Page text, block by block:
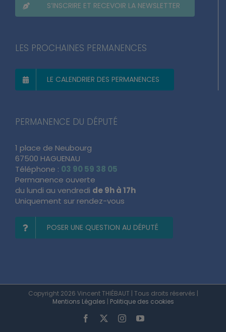
S’INSCRIRE ET RECEVOIR LA NEWSLETTER
LES PROCHAINES PERMANENCES
LE CALENDRIER DES PERMANENCES
PERMANENCE DU DÉPUTÉ
1 place de Neubourg
67500 HAGUENAU
Téléphone : 03 90 59 38 05
Permanence ouverte
du lundi au vendredi de 9h à 17h
Uniquement sur rendez-vous
POSER UNE QUESTION AU DÉPUTÉ
Copyright 2026 Vincent THIÉBAUT | Tous droits réservés |
Mentions Légales | Politique des cookies
Facebook InstagramYouTube